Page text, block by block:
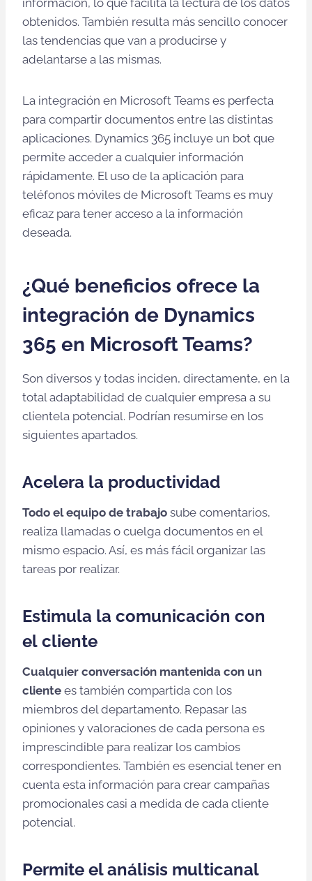
información, lo que facilita la lectura de los datos
obtenidos. También resulta más sencillo conocer
las tendencias que van a producirse y
adelantarse a las mismas.
La integración en Microsoft Teams es perfecta
para compartir documentos entre las distintas
aplicaciones. Dynamics 365 incluye un bot que
permite acceder a cualquier información
rápidamente. El uso de la aplicación para
teléfonos móviles de Microsoft Teams es muy
eficaz para tener acceso a la información
deseada.
¿Qué beneficios ofrece la
integración de Dynamics
365 en Microsoft Teams?
Son diversos y todas inciden, directamente, en la
total adaptabilidad de cualquier empresa a su
clientela potencial. Podrían resumirse en los
siguientes apartados.
Acelera la productividad
Todo el equipo de trabajo sube comentarios,
realiza llamadas o cuelga documentos en el
mismo espacio. Así, es más fácil organizar las
tareas por realizar.
Estimula la comunicación con
el cliente
Cualquier conversación mantenida con un
cliente es también compartida con los
miembros del departamento. Repasar las
opiniones y valoraciones de cada persona es
imprescindible para realizar los cambios
correspondientes. También es esencial tener en
cuenta esta información para crear campañas
promocionales casi a medida de cada cliente
potencial.
Permite el análisis multicanal